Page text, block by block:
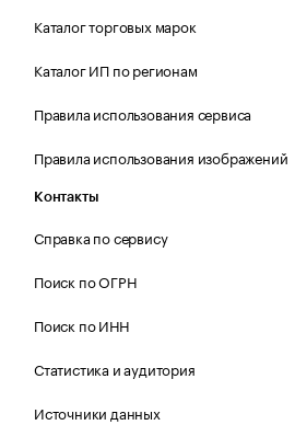
Каталог торговых марок
Каталог ИП по регионам
Правила использования сервиса
Правила использования изображений
Контакты
Справка по сервису
Поиск по ОГРН
Поиск по ИНН
Статистика и аудитория
Источники данных